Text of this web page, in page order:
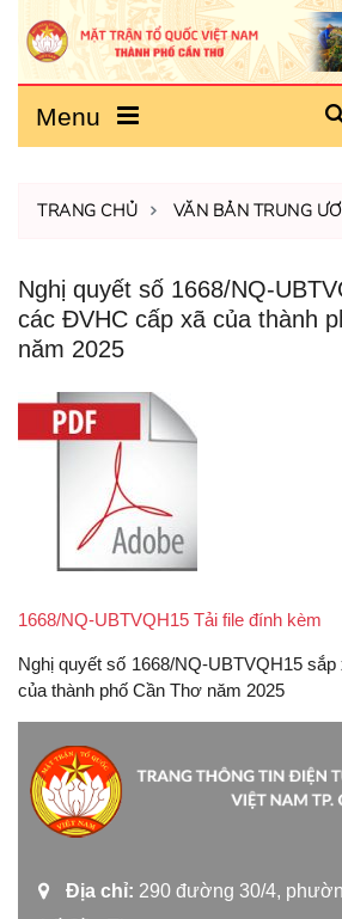
Menu
TRANG CHỦ VĂN BẢN TRUNG
Nghị quyết số 1668/NQ-
các ĐVHC cấp xã của thành
năm 2025
1668/NQ-UBTVQH15 Tải file đính kèm
Nghị quyết số 1668/NQ-UBTVQH15
của thành phố Cần Thơ năm 2025
Địa chỉ: 290 đường 30/4,